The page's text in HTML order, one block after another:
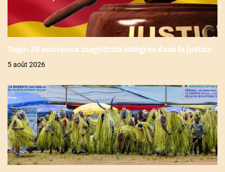
Togo : 28 nouveaux magistrats intégrés dans la justice
5 août 2026